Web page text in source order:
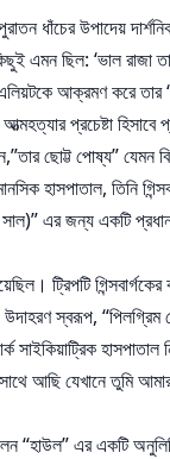
ধাঁচের উপাদেয়
এমন ছিল: ‘ভাল
আক্রমণ করে তার
প্রচেষ্টা
ছোট্ট পোষ্য”
হাসপাতাল, তিনি
সাল)” এর জন্য একটি
ট্রিপটি
স্বরূপ,
সাইকিয়াট্রিক
আছি যেখানে তুমি
“হাউল” এর একটি